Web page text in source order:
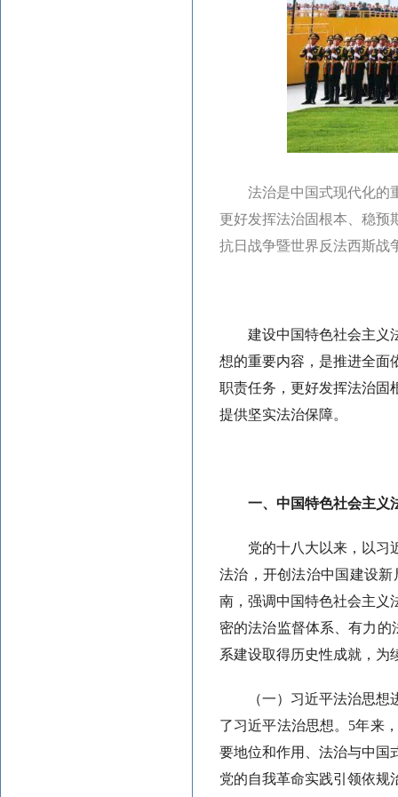
法治是中国式现代化的
更好发挥法治固根本、稳预
抗日战争暨世界反法西斯战
建设中国特色社会主义
想的重要内容，是推进全面
职责任务，更好发挥法治固
提供坚实法治保障。
一、中国特色社会主义
党的十八大以来，以习
法治，开创法治中国建设
南，强调中国特色社会主义
密的法治监督体系、有力
系建设取得历史性成就，为
（一）习近平法治思
了习近平法治思想。5年来
要地位和作用、法治与中国
党的自我革命实践引领依规